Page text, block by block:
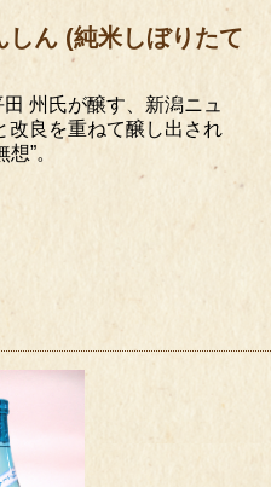
しん (純米しぼりたて
州氏が醸す、新潟ニュ
改良を重ねて醸し出され
”。